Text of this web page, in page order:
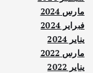
مارس 2024
فبراير 2024
يناير 2024
مارس 2022
يناير 2022